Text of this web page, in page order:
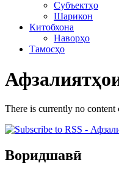
Субъектҳо
Шарикон
Китобхона
Наворҳо
Тамосҳо
There is currently no
Воридшавӣ